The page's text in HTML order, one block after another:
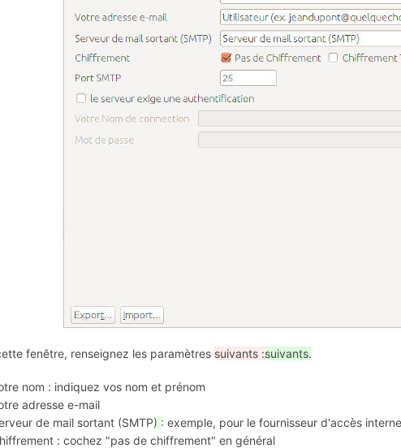
fenêtre, renseignez les paramètres suivants :suivants.
nom : indiquez vos nom et prénom
adresse e-mail
de mail sortant (SMTP) : exemple, pour le fournisseur d'accès
: cochez "pas de chiffrement" en général